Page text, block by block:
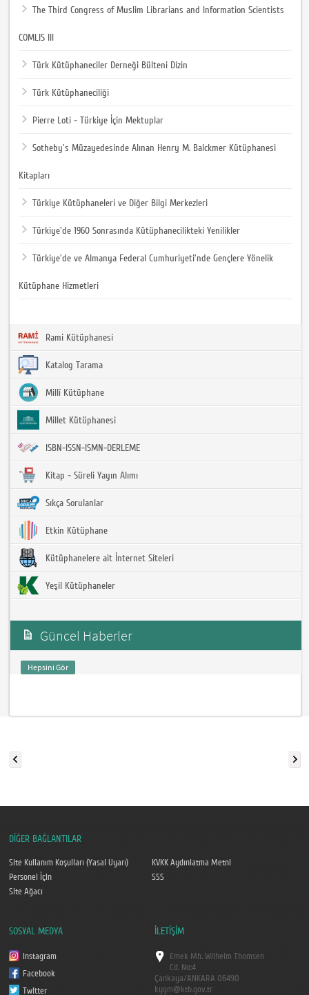
The Third Congress of Muslim Librarians and Information Scientists
COMLIS III
Türk Kütüphaneciler Derneği Bülteni Dizin
Türk Kütüphaneciliği
Pierre Loti - Türkiye İçin Mektuplar
Sotheby's Müzayedesinde Alınan Henry M. Balckmer Kütüphanesi
Kitapları
Türkiye Kütüphaneleri ve Diğer Bilgi Merkezleri
Türkiye'de 1960 Sonrasında Kütüphanecilikteki Yenilikler
Türkiye'de ve Almanya Federal Cumhuriyeti'nde Gençlere Yönelik
Kütüphane Hizmetleri
Rami Kütüphanesi
Katalog Tarama
Millî Kütüphane
Millet Kütüphanesi
ISBN-ISSN-ISMN-DERLEME
Kitap - Süreli Yayın Alımı
Sıkça Sorulanlar
Etkin Kütüphane
Kütüphanelere ait İnternet Siteleri
Yeşil Kütüphaneler
Güncel Haberler
Hepsini Gör
DİĞER BAĞLANTILAR
Site Kullanım Koşulları (Yasal Uyarı)
KVKK Aydınlatma Metni
Personel İçin
SSS
Site Ağacı
SOSYAL MEDYA
Instagram
Facebook
Twitter
İLETİŞİM
Emek Mh. Wilhelm Thomsen
Cd. No:4
Çankaya/ANKARA 06490
kygm@ktb.gov.tr